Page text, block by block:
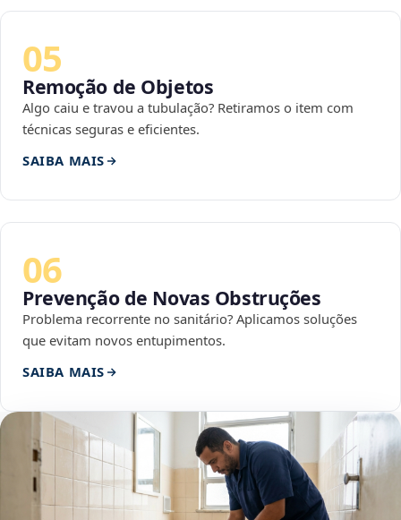
05
Remoção de Objetos
Algo caiu e travou a tubulação? Retiramos o item com
técnicas seguras e eficientes.
SAIBA MAIS
06
Prevenção de Novas Obstruções
Problema recorrente no sanitário? Aplicamos soluções
que evitam novos entupimentos.
SAIBA MAIS